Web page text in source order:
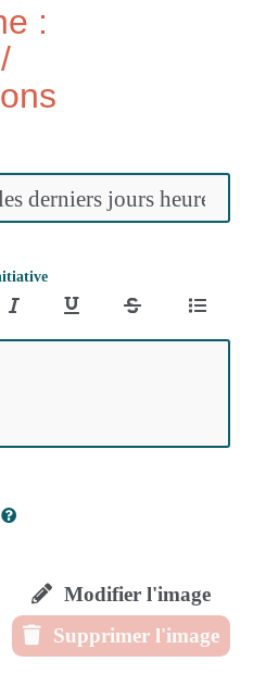
:
Modifier l'image
Supprimer l'image